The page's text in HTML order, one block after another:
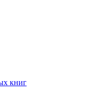
книг